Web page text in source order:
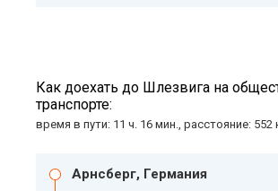
Как доехать до Шлезвига на
транспорте:
время в пути: 11 ч. 16 мин., расстояние: 552
Арнсберг, Германия